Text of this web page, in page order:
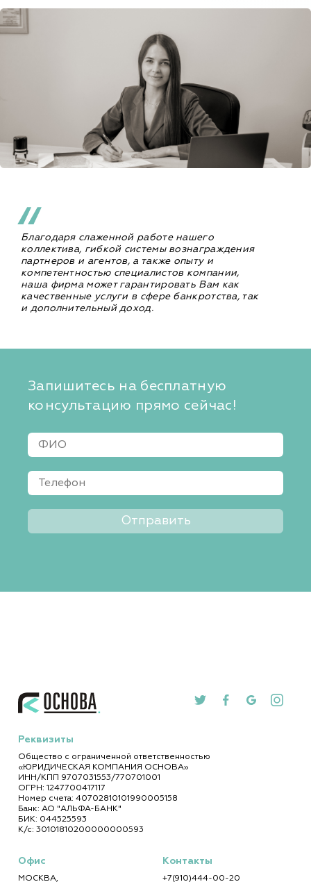
Благодаря слаженной работе нашего
коллектива, гибкой системы вознаграждения
партнеров и агентов, а также опыту и
компетентностью специалистов компании,
наша фирма может гарантировать Вам как
качественные услуги в сфере банкротства, так
и дополнительный доход.
Запишитесь на бесплатную
консультацию прямо сейчас!
Реквизиты
Общество с ограниченной ответственностью
«ЮРИДИЧЕСКАЯ КОМПАНИЯ ОСНОВА»
ИНН/КПП 9707031553/770701001
ОГРН: 1247700417117
Номер счета: 40702810101990005158
Банк: АО "АЛЬФА-БАНК"
БИК: 044525593
К/с: 30101810200000000593
Офис
МОСКВА,
Контакты
+7(910)444-00-20